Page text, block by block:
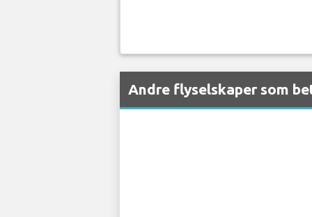
Andre flyselskaper som